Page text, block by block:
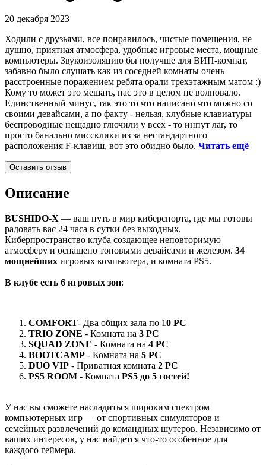
20 декабря 2023
Ходили с друзьями, все понравилось, чистые помещения, не
душно, приятная атмосфера, удобные игровые места, мощные
компьютеры. Звукоизоляцию бы получше для ВИП-комнат,
забавно было слушать как из соседней комнаты очень
расстроенные поражением ребята орали трехэтажным матом :)
Кому то может это мешать, нас это в целом не волновало.
Единственный минус, так это то что написано что можно со
своими девайсами, а по факту - нельзя, клубные клавиатуры
беспроводные нещадно глючили у всех - то инпут лаг, то
просто банально миссклики из за нестандартного
расположения F-клавиш, вот это обидно было. Читать ещё
Оставить отзыв
Описание
BUSHIDO-X — ваш путь в мир киберспорта, где мы готовы
радовать вас 24 часа в сутки без выходных.
Киберпространство клуба создающее неповторимую
атмосферу и оснащено топовыми девайсами и железом. 34
мощнейших игровых компьютера, и комната PS5.
В клубе есть 6 игровых зон:
COMFORT- Два общих зала по 10 PC
TRIO ZONE - Комната на 3 PC
SQUAD ZONE - Комната на 4 PC
BOOTCAMP - Комната на 5 PC
DUO VIP - Приватная комната 2 PC
PS5 ROOM - Комната PS5 до 5 гостей!
У нас вы сможете насладиться широким спектром
компьютерных игр — от спортивных симуляторов и
семейных развлечений до командных шутеров. Независимо от
ваших интересов, у нас найдется что-то особенное для
каждого геймера.